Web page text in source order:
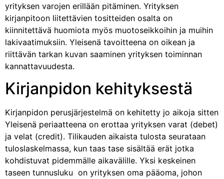
yrityksen varojen erillään pitäminen. Yrityksen
kirjanpitoon liitettävien tositteiden osalta on
kiinnitettävä huomiota myös muotoseikkoihin ja muihin
lakivaatimuksiin. Yleisenä tavoitteena on oikean ja
riittävän tarkan kuvan saaminen yrityksen toiminnan
kannattavuudesta.
Kirjanpidon kehityksestä
Kirjanpidon perusjärjestelmä on kehitetty jo aikoja sitten
Yleisenä periaatteena on erottaa yrityksen varat (debet)
ja velat (credit). Tilikauden aikaista tulosta seurataan
tuloslaskelmassa, kun taas tase sisältää erät jotka
kohdistuvat pidemmälle aikavälille. Yksi keskeinen
taseen tunnusluku on yrityksen oma pääoma, johon